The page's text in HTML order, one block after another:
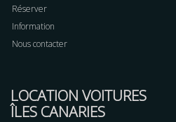
Réserver
Information
Nous contacter
LOCATION VOITURES
ÎLES CANARIES